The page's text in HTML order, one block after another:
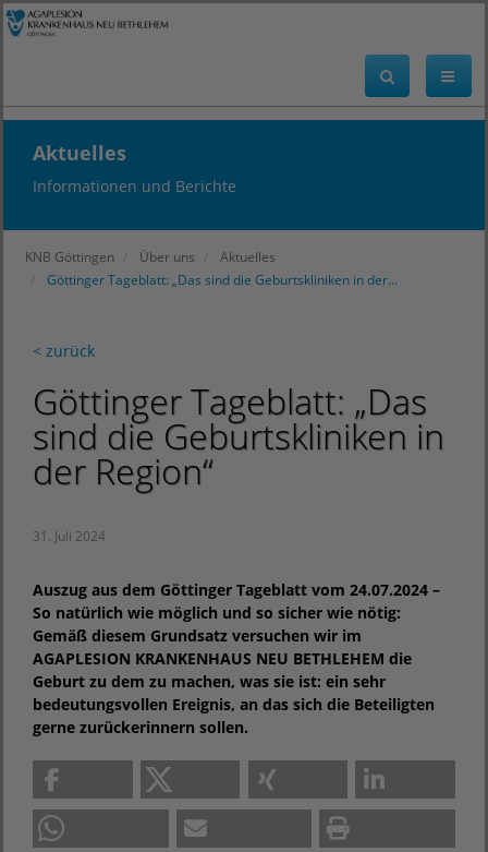
Aktuelles
Informationen und Berichte
KNB Göttingen Über uns
Aktuelles
Göttinger Tageblatt: „Das sind die Geburtskliniken in der…
< zurück
Göttinger Tageblatt: „Das
sind die Geburtskliniken in
der Region“
31. Juli 2024
Auszug aus dem Göttinger Tageblatt vom 24.07.2024 –
So natürlich wie möglich und so sicher wie nötig:
Gemäß diesem Grundsatz versuchen wir im
AGAPLESION KRANKENHAUS NEU BETHLEHEM die
Geburt zu dem zu machen, was sie ist: ein sehr
bedeutungsvollen Ereignis, an das sich die Beteiligten
gerne zurückerinnern sollen.